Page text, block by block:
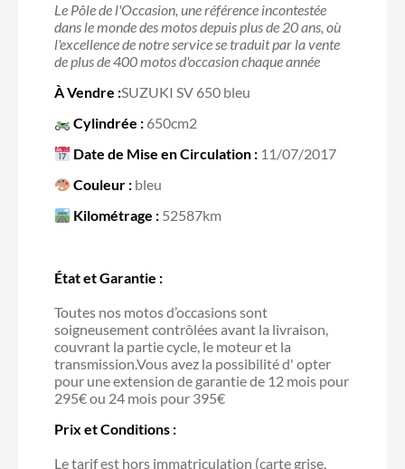
Le Pôle de l'Occasion, une référence incontestée
dans le monde des motos depuis plus de 20 ans, où
l'excellence de notre service se traduit par la vente
de plus de 400 motos d'occasion chaque année
À Vendre :SUZUKI SV 650 bleu
Cylindrée : 650cm2
Date de Mise en Circulation : 11/07/2017
Couleur : bleu
Kilométrage : 52587km
État et Garantie :
Toutes nos motos d’occasions sont
soigneusement contrôlées avant la livraison,
couvrant la partie cycle, le moteur et la
transmission.Vous avez la possibilité d' opter
pour une extension de garantie de 12 mois pour
295€ ou 24 mois pour 395€
Prix et Conditions :
Le tarif est hors immatriculation (carte grise,